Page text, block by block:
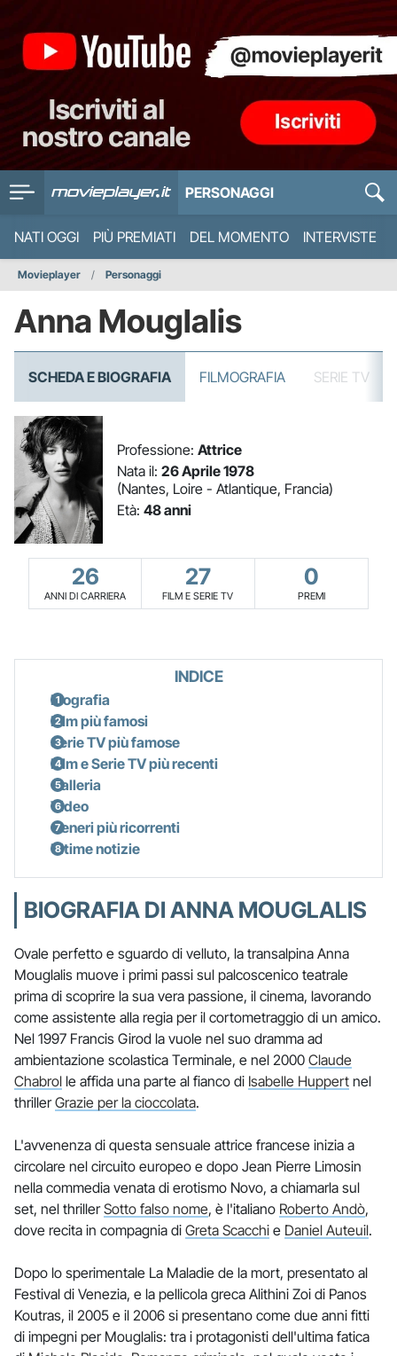
PERSONAGGI
NATI OGGI PIÙ PREMIATI DEL MOMENTO INTERVISTE
Movieplayer Personaggi
Anna Mouglalis
SCHEDA E BIOGRAFIA FILMOGRAFIA SERIE TV
Professione: Attrice
Nata il: 26 Aprile 1978
(Nantes, Loire - Atlantique, Francia)
Età: 48 anni
26
ANNI DI CARRIERA
27
FILM E SERIE TV
0
PREMI
INDICE
Biografia
Film più famosi
Serie TV più famose
Film e Serie TV più recenti
Galleria
Video
Generi più ricorrenti
Ultime notizie
BIOGRAFIA DI ANNA MOUGLALIS
Ovale perfetto e sguardo di velluto, la transalpina Anna
Mouglalis muove i primi passi sul palcoscenico teatrale
prima di scoprire la sua vera passione, il cinema, lavorando
come assistente alla regia per il cortometraggio di un amico.
Nel 1997 Francis Girod la vuole nel suo dramma ad
ambientazione scolastica Terminale, e nel 2000 Claude
Chabrol le affida una parte al fianco di Isabelle Huppert nel
thrillerGrazie per la cioccolata.
L'avvenenza di questa sensuale attrice francese inizia a
circolare nel circuito europeo e dopo Jean Pierre Limosin
nella commedia venata di erotismo Novo, a chiamarla sul
set, nel thrillerSotto falso nome, è l'italiano Roberto Andò,
dove recita in compagnia di Greta Scacchi e Daniel Auteuil.
Dopo lo sperimentale La Maladie de la mort, presentato al
Festival di Venezia, e la pellicola greca Alithini Zoi di Panos
Koutras, il 2005 e il 2006 si presentano come due anni fitti
di impegni per Mouglalis: tra i protagonisti dell'ultima fatica